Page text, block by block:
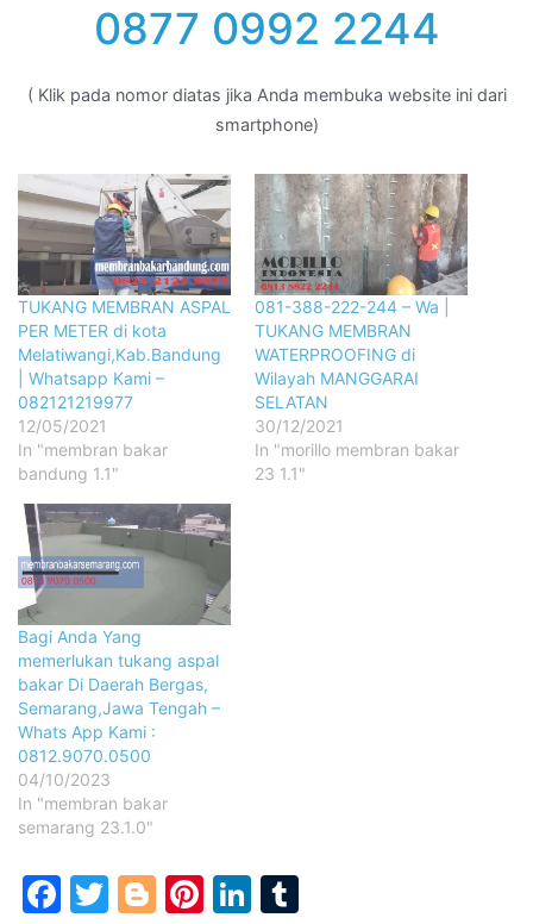
0877 0992 2244
( Klik pada nomor diatas jika Anda membuka website ini dari
smartphone)
TUKANG MEMBRAN ASPAL
PER METER di kota
Melatiwangi,Kab.Bandung
| Whatsapp Kami –
082121219977
12/05/2021
In "membran bakar
bandung 1.1"
081-388-222-244 – Wa |
TUKANG MEMBRAN
WATERPROOFING di
Wilayah MANGGARAI
SELATAN
30/12/2021
In "morillo membran bakar
23 1.1"
Bagi Anda Yang
memerlukan tukang aspal
bakar Di Daerah Bergas,
Semarang,Jawa Tengah –
Whats App Kami :
0812.9070.0500
04/10/2023
In "membran bakar
semarang 23.1.0"
Facebook
Twitter
Blogger
Pinterest
LinkedIn